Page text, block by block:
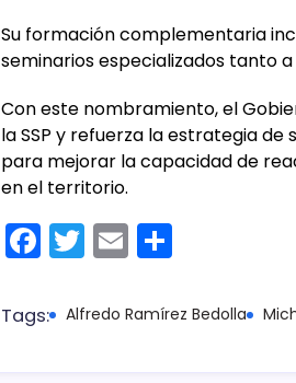
Su formación complementaria
seminarios especializados tanto
Con este nombramiento, el
la SSP y refuerza la estrategia
para mejorar la capacidad de
en el territorio.
F
a
c
T
w
itt
E
m
ai m
Tags: Alfredo Ramírez Bedolla